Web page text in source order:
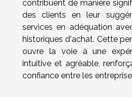
contribuent de manière
des clients en leur
services en adéquation
historiques d'achat. Cette
ouvre la voie à une
intuitive et agréable,
confiance entre les